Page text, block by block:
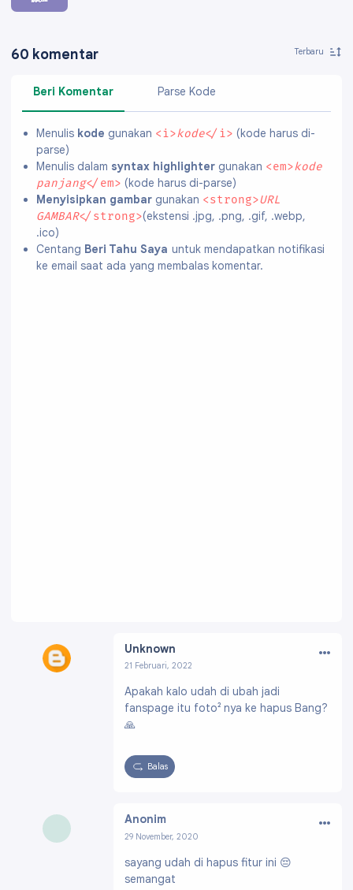
60 komentar
Beri Komentar Parse Kode
Menulis kode gunakan <i>kode</i> (kode harus di-
parse)
Menulis dalam syntax highlightergunakan <em>kode
panjang</em> (kode harus di-parse)
Menyisipkan gambargunakan <strong>URL
GAMBAR</strong>(ekstensi .jpg, .png, .gif, .webp,
.ico)
Centang Beri Tahu Saya untuk mendapatkan notifikasi
ke email saat ada yang membalas komentar.
Unknown
21 Februari, 2022
459551077081422
…
Apakah kalo udah di ubah jadi
fanspage itu foto² nya ke hapus Bang?
🙏
Balas
Anonim
29 November, 2020
…
sayang udah di hapus fitur ini 😔
semangat